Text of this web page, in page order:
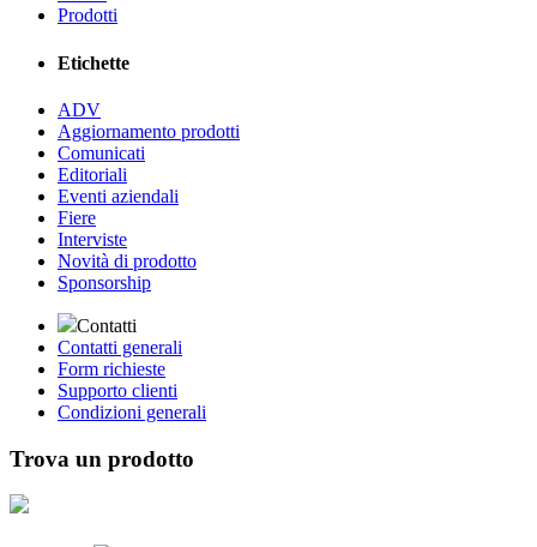
Prodotti
Etichette
ADV
Aggiornamento prodotti
Comunicati
Editoriali
Eventi aziendali
Fiere
Interviste
Novità di prodotto
Sponsorship
Contatti
Contatti generali
Form richieste
Supporto clienti
Condizioni generali
Trova un prodotto